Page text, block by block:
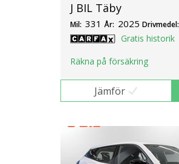
J BIL Täby
Mil: 331 År: 2025 Drivmedel:
Gratis historik
Räkna på försäkring
Jämför